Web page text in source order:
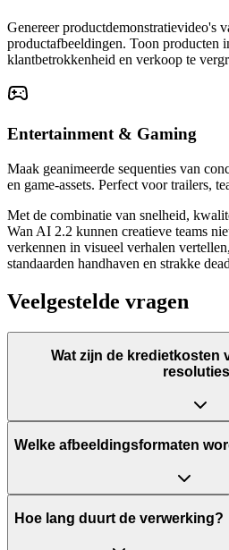
Genereer productdemonstratievideo's
productafbeeldingen. Toon producten
klantbetrokkenheid en verkoop te
Entertainment & Gaming
Maak geanimeerde sequenties van
en game-assets. Perfect voor trailers,
Met de combinatie van snelheid,
Wan AI 2.2 kunnen creatieve teams
verkennen in visueel verhalen
standaarden handhaven en strakke
Veelgestelde vragen
Wat zijn de kredietkosten
Welke afbeeldingsformaten
Hoe lang duurt de verwerking?